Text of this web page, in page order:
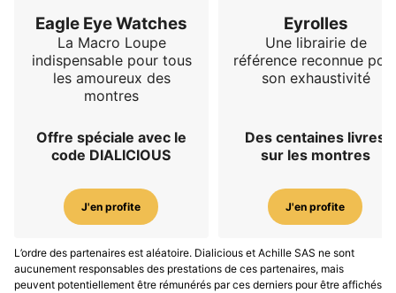
Eagle Eye Watches
La Macro Loupe
indispensable pour tous
les amoureux des
montres
Offre spéciale avec le
code DIALICIOUS
J'en profite
Eyrolles
Une librairie de
référence reconnue
son exhaustivité
Des centaines livres
sur les montres
J'en profite
L’ordre des partenaires est aléatoire. Dialicious et Achille SAS ne sont
aucunement responsables des prestations de ces partenaires, mais
peuvent potentiellement être rémunérés par ces derniers pour être affichés